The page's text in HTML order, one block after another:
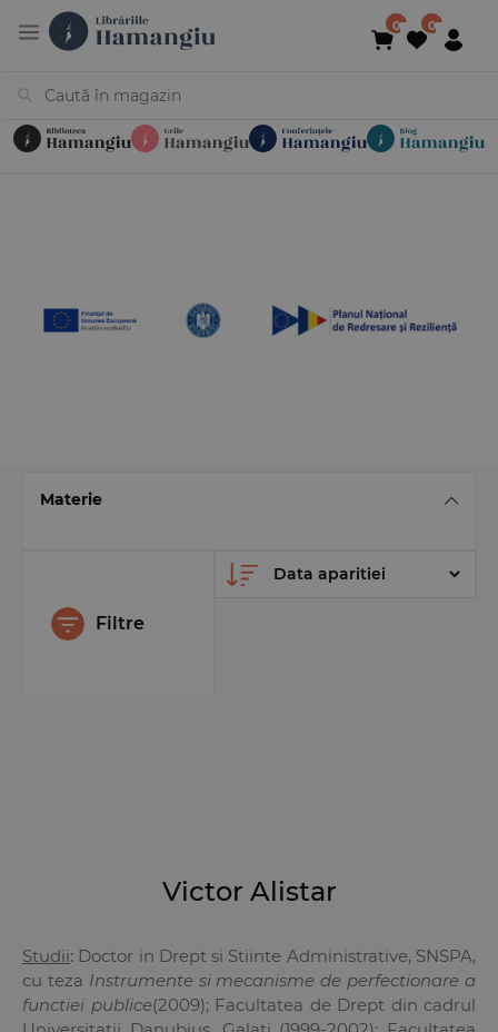
Materie
Filtre
Victor Alistar
Studii: Doctor in Drept si Stiinte Administrative, SNSPA,
cu teza Instrumente si mecanisme de perfectionare a
functiei publice(2009); Facultatea de Drept din cadrul